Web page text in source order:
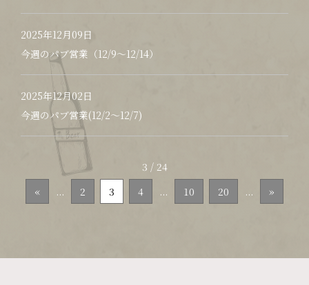
2025年12月09日
今週のパブ営業（12/9〜12/14）
2025年12月02日
今週のパブ営業(12/2〜12/7)
3 / 24
«
... 2 3 4 ... 10 20 ... »